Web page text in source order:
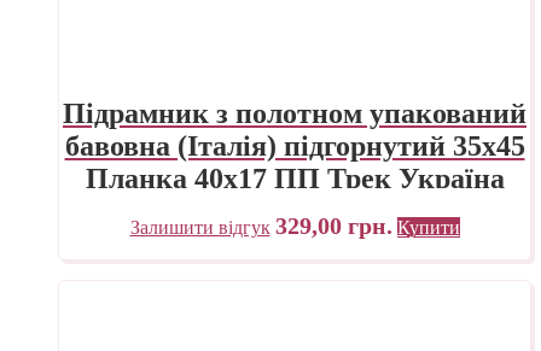
Підрамник з полотном упакований
бавовна (Італія) підгорнутий 35х45
Планка 40х17 ПП Трек Україна
Залишити відгук 329,00 грн. Купити